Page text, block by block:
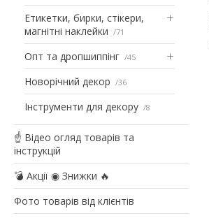
Етикетки, бирки, стікери,
магнітні наклейки
71
Опт та дропшиппінг 45
Новорічний декор 36
Інструменти для декору 8
☝ Відео огляд товарів та
інструкцій
💣 Акції ◉ Знижки 🔥
Фото товарів від клієнтів